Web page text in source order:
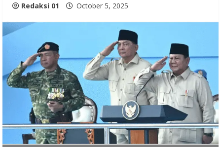
Redaksi 01 October 5, 2025